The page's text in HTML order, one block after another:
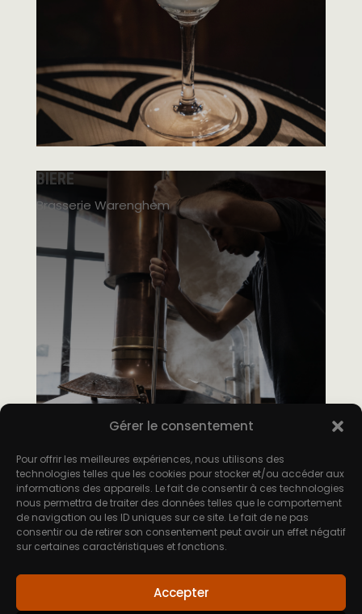
Gérer le consentement
Pour offrir les meilleures expériences, nous utilisons des
technologies telles que les cookies pour stocker et/ou accéder aux
informations des appareils. Le fait de consentir à ces technologies
nous permettra de traiter des données telles que le comportement
de navigation ou les ID uniques sur ce site. Le fait de ne pas
consentir ou de retirer son consentement peut avoir un effet négatif
sur certaines caractéristiques et fonctions.
Accepter
BIERE
Brasserie Warenghem